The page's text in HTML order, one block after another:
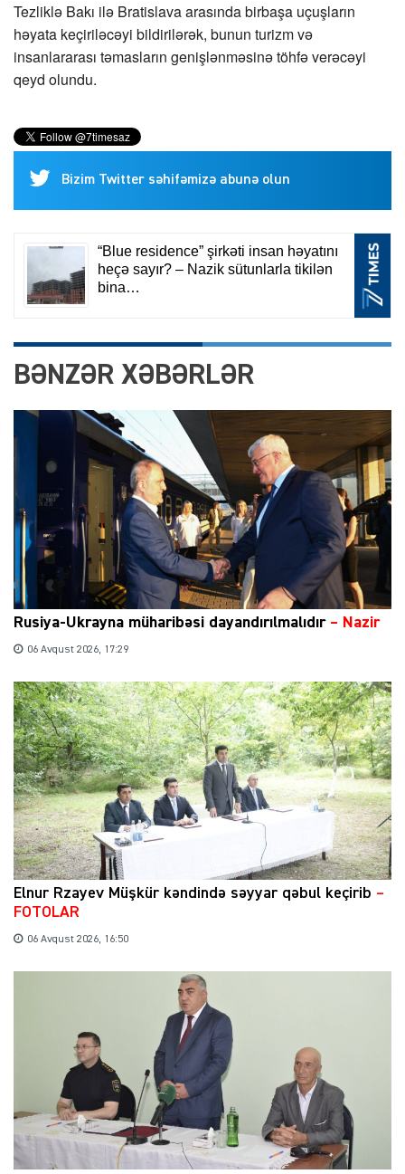
Tezliklə Bakı ilə Bratislava arasında birbaşa uçuşların
həyata keçiriləcəyi bildirilərək, bunun turizm və
insanlararası təmasların genişlənməsinə töhfə verəcəyi
qeyd olundu.
Bizim Twitter səhifəmizə abunə olun
BƏNZƏR XƏBƏRLƏR
Rusiya-Ukrayna müharibəsi dayandırılmalıdır– Nazir
06 Avqust 2026, 17:29
Elnur Rzayev Müşkür kəndində səyyar qəbul keçirib –
FOTOLAR
06 Avqust 2026, 16:50